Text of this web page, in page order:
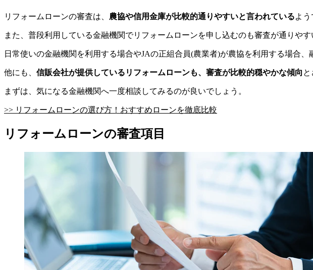
リフォームローンの審査は、 農協や信用金庫が比較的通りやすいと言われているよう
また、普段利用している金融機関でリフォームローンを申し込むのも審査が通りやす
日常使いの金融機関を利用する場合やJAの正組合員(農業者)が農協を利用する場合、
他にも、 信販会社が提供しているリフォームローンも、審査が比較的穏やかな傾向 と
まずは、気になる金融機関へ一度相談してみるのが良いでしょう。
>> リフォームローンの選び方！おすすめローンを徹底比較
リフォームローンの審査項目